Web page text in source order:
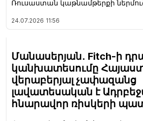
Ռուսաստան կաթնամթերքի
24.07.2026 11:56
Մանասերյան․ Fitch-ի
կանխատեսումը
վերաբերյալ չափազանց
լավատեսական է
հնարավոր ռիսկերի